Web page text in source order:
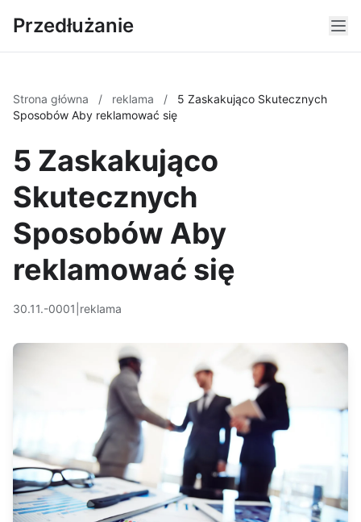
Przedłużanie
Strona główna / reklama /
5 Zaskakująco Skutecznych
Sposobów Aby reklamować się
5 Zaskakująco
Skutecznych
Sposobów Aby
reklamować się
30.11.-0001 reklama